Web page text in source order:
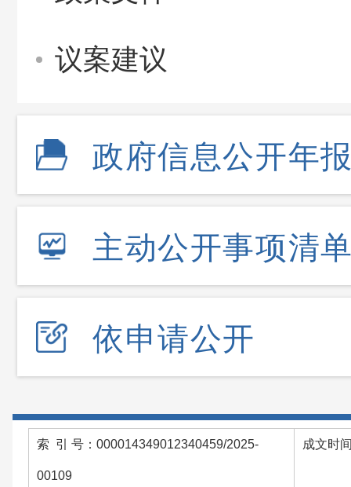
议案建议
政府信息公开年
主动公开事项清
依申请公开
索 引 号：000014349012340459/2025-
00109
成文时